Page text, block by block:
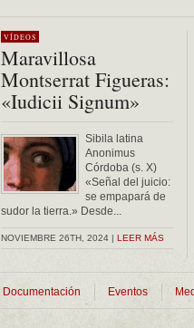
VÍDEOS
Maravillosa
Montserrat Figueras:
«Iudicii Signum»
Sibila latina
Anonimus
Córdoba (s. X)
«Señal del juicio:
se empapará de
sudor la tierra.» Desde...
NOVIEMBRE 26TH, 2024 | LEER MÁS
Documentación Eventos